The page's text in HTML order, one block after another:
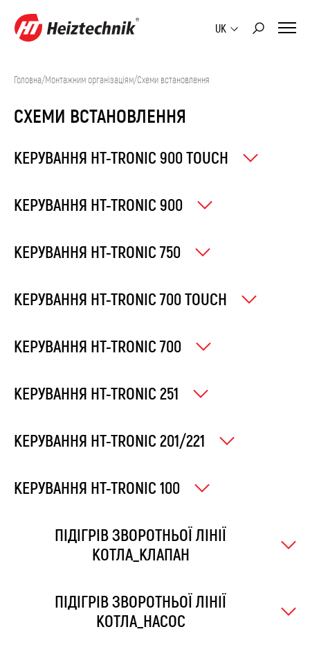
UK
Головна/Монтажним організаціям/Схеми встановлення
СХЕМИ ВСТАНОВЛЕННЯ
КЕРУВАННЯ HT-TRONIC 900 TOUCH
КЕРУВАННЯ HT-TRONIC 900
КЕРУВАННЯ HT-TRONIC 750
КЕРУВАННЯ HT-TRONIC 700 TOUCH
КЕРУВАННЯ HT-TRONIC 700
КЕРУВАННЯ HT-TRONIC 251
КЕРУВАННЯ HT-TRONIC 201/221
КЕРУВАННЯ HT-TRONIC 100
ПІДІГРІВ ЗВОРОТНЬОЇ ЛІНІЇ
КОТЛА_КЛАПАН
ПІДІГРІВ ЗВОРОТНЬОЇ ЛІНІЇ
КОТЛА_НАСОС